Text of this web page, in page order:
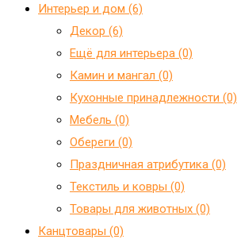
Интерьер и дом (6)
Декор (6)
Ещё для интерьера (0)
Камин и мангал (0)
Кухонные принадлежности (0)
Мебель (0)
Обереги (0)
Праздничная атрибутика (0)
Текстиль и ковры (0)
Товары для животных (0)
Канцтовары (0)